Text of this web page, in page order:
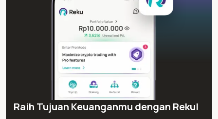
Raih Tujuan Keuanganmu dengan Reku!